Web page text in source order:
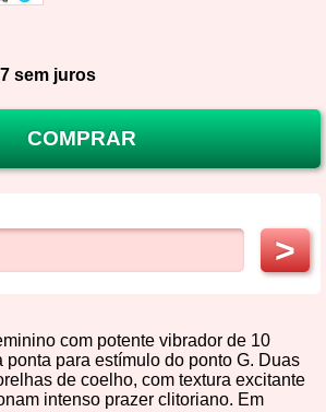
sem juros
COMPRAR
>
com potente vibrador de 10
ponta para estímulo do ponto G. Duas
de coelho, com textura excitante
intenso prazer clitoriano. Em